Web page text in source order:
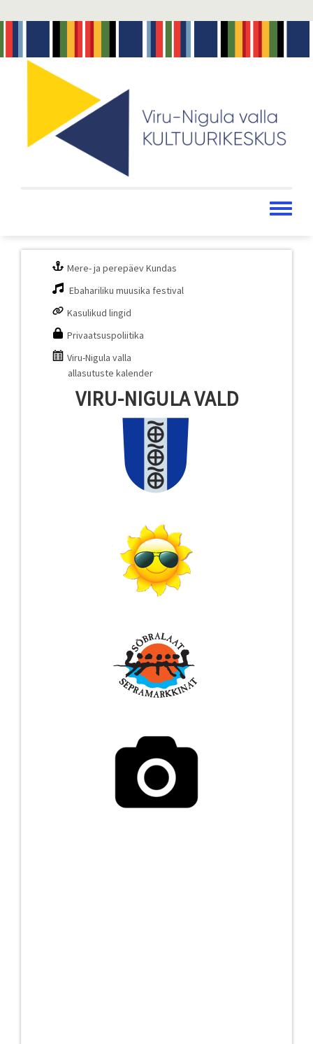
põhisisu
Toggle
Mere- ja perepäev Kundas
Ebahariliku muusika festival
Kasulikud lingid
Privaatsuspoliitika
Viru-Nigula valla
allasutuste kalender
VIRU-NIGULA VALD